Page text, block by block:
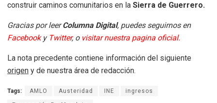
construir caminos comunitarios en la Sierra de Guerrero.
Gracias por leerColumna Digital, puedes seguirnos en
Facebooky Twitter, o visitar nuestra pagina oficial.
La nota precedente contiene información del siguiente
origen y de nuestra área de redacción.
Tags: AMLO Austeridad INE ingresos